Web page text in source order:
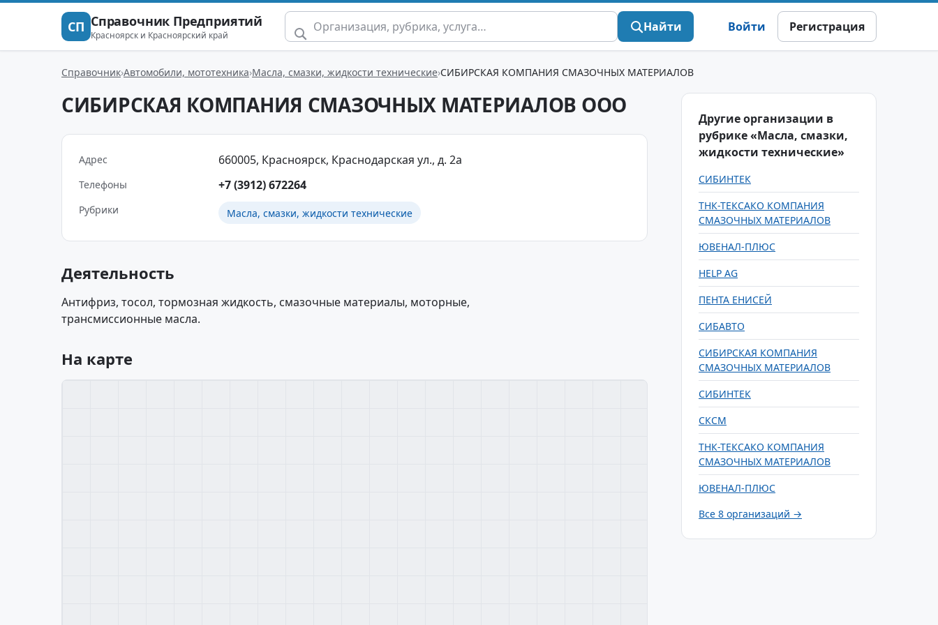
СП Справочник Предприятий
Красноярск и Красноярский край
Найти Войти Регистрация
Справочник Автомобили, мототехника Масла, смазки, жидкости технические СИБИРСКАЯ КОМПАНИЯ СМАЗОЧНЫХ МАТЕРИАЛОВ
СИБИРСКАЯ КОМПАНИЯ СМАЗОЧНЫХ МАТЕРИАЛОВ ООО
Адрес 660005, Красноярск, Краснодарская ул., д. 2а
Телефоны +7 (3912) 672264
Рубрики Масла, смазки, жидкости технические
Деятельность
Антифриз, тосол, тормозная жидкость, смазочные материалы, моторные,
трансмиссионные масла.
На карте
Другие организации в
рубрике «Масла, смазки,
жидкости технические»
СИБИНТЕК
ТНК-ТЕКСАКО КОМПАНИЯ
СМАЗОЧНЫХ МАТЕРИАЛОВ
ЮВЕНАЛ-ПЛЮС
HELP AG
ПЕНТА ЕНИСЕЙ
СИБАВТО
СИБИРСКАЯ КОМПАНИЯ
СМАЗОЧНЫХ МАТЕРИАЛОВ
СИБИНТЕК
СКСМ
ТНК-ТЕКСАКО КОМПАНИЯ
СМАЗОЧНЫХ МАТЕРИАЛОВ
ЮВЕНАЛ-ПЛЮС
Все 8 организаций →